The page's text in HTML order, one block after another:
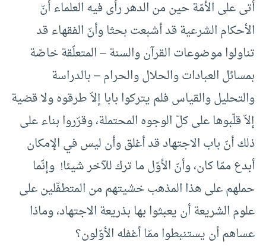
أتى على الأمّة حين من الدهر رأى فيه العلماء أنّ
الأحكام الشرعية قد أشبعت بحثا وأنّ الفقهاء قد
تناولوا موضوعات القرآن والسنة – المتعلّقة خاصّة
بمسائل العبادات والحلال والحرام – بالدراسة
والتحليل والقياس فلم يتركوا بابا إلاّ طرقوه ولا قضية
إلاّ قلّبوها على كلّ الوجوه المحتملة، وقرّروا بناء على
ذلك أنّ باب الاجتهاد قد أغلق وأن ليس في الإمكان
أبدع ممّا كان، وأنّ الأوّل ما ترك للآخر شيئا! وإنّما
حملهم على هذا المذهب خشيتهم من المتطفّلين على
علوم الشريعة أن يعبثوا بها بذريعة الاجتهاد، وماذا
عساهم أن يستنبطوا ممّا أغفله الأوّلون؟